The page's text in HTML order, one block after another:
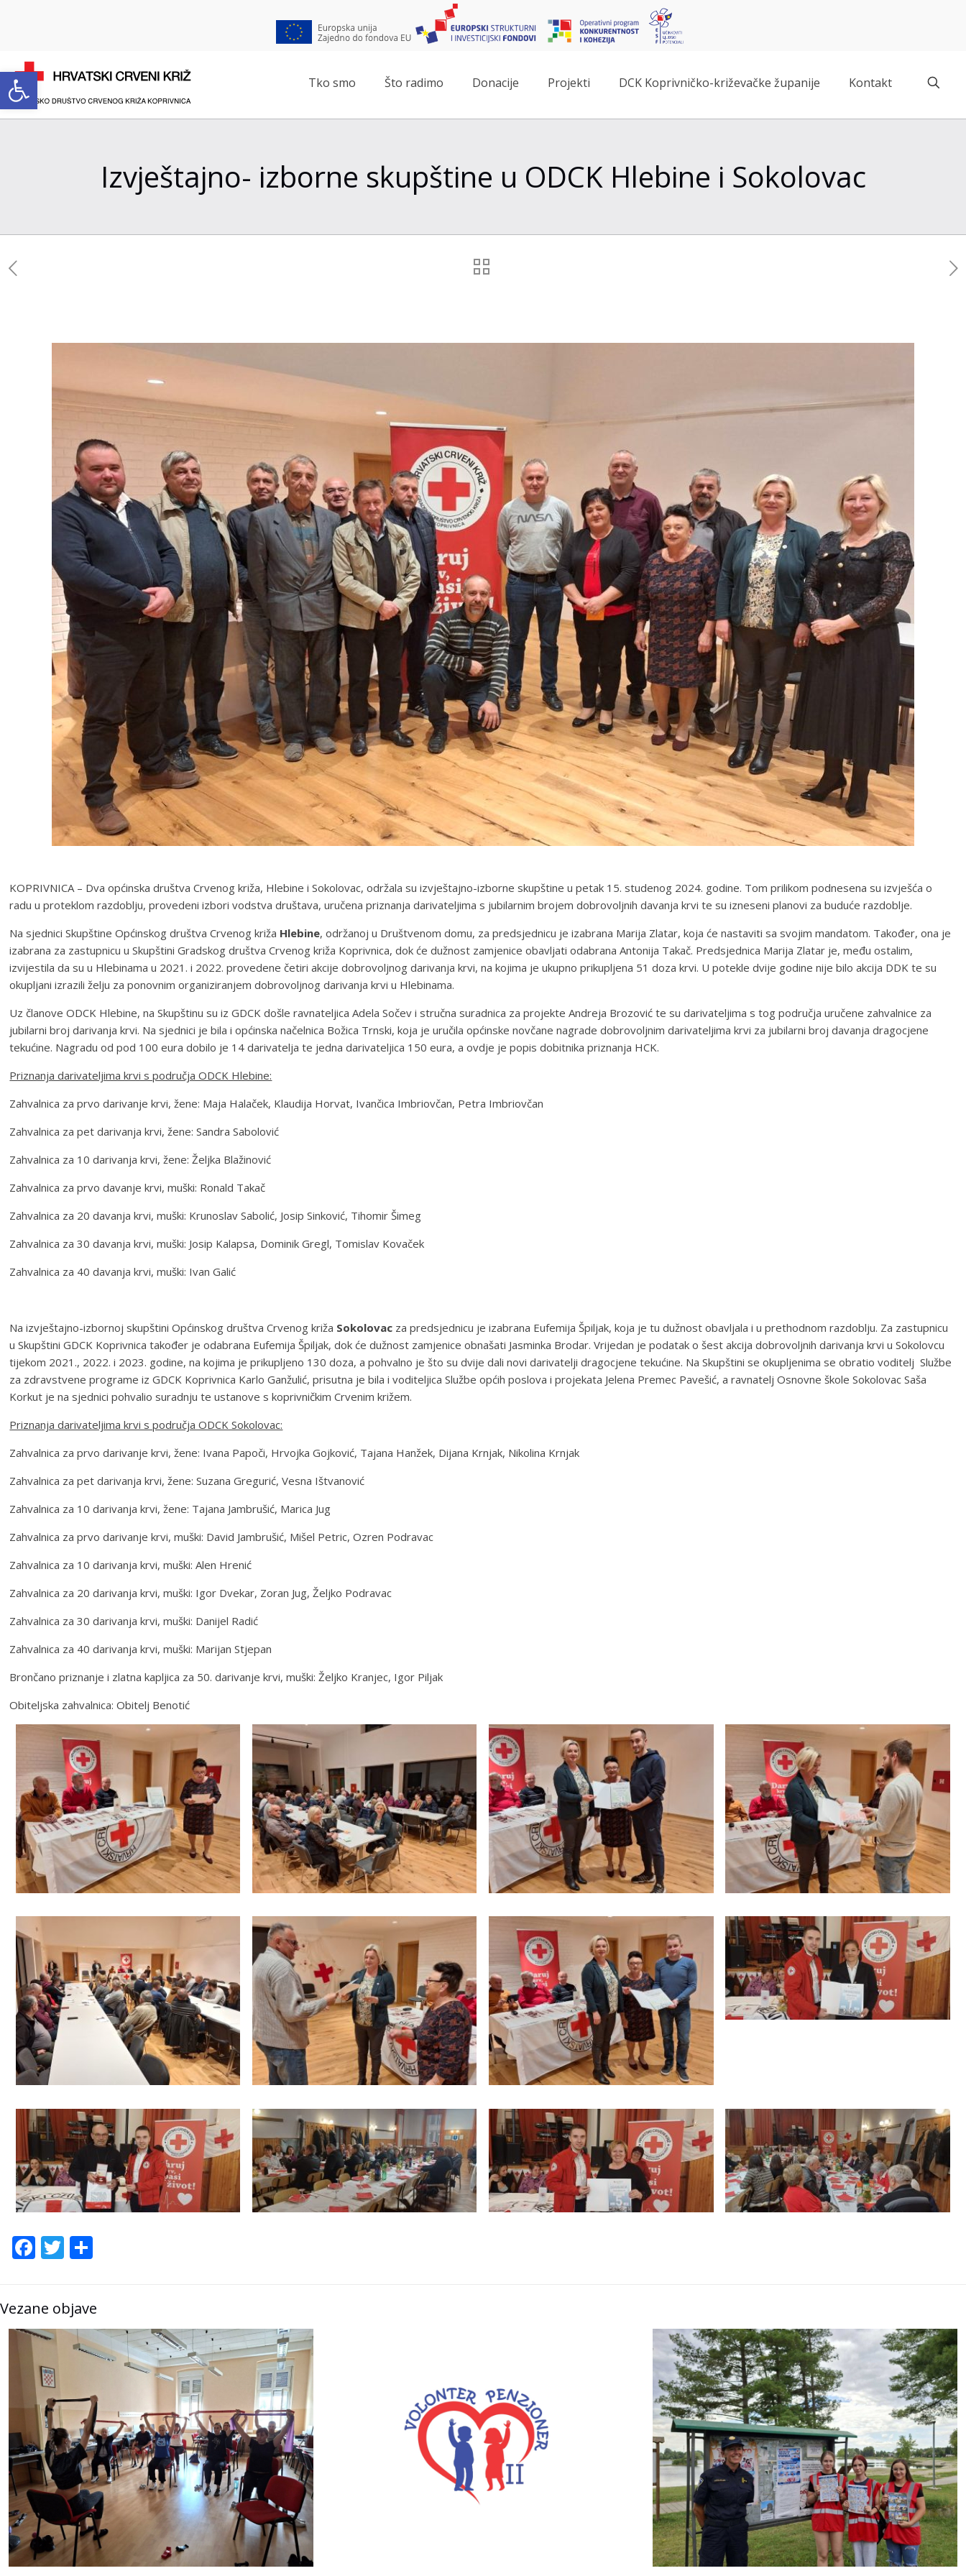
Open toolbar Tko smo Što radimo Donacije Projekti DCK Koprivničko-križevačke županije Kontakt
Izvještajno- izborne skupštine u ODCK Hlebine i Sokolovac
KOPRIVNICA – Dva općinska društva Crvenog križa, Hlebine i Sokolovac, održala su izvještajno-izborne skupštine u petak 15. studenog 2024. godine. Tom prilikom podnesena su izvješća o
radu u proteklom razdoblju, provedeni izbori vodstva društava, uručena priznanja darivateljima s jubilarnim brojem dobrovoljnih davanja krvi te su izneseni planovi za buduće razdoblje.
Na sjednici Skupštine Općinskog društva Crvenog križa Hlebine, održanoj u Društvenom domu, za predsjednicu je izabrana Marija Zlatar, koja će nastaviti sa svojim mandatom. Također, ona je
izabrana za zastupnicu u Skupštini Gradskog društva Crvenog križa Koprivnica, dok će dužnost zamjenice obavljati odabrana Antonija Takač. Predsjednica Marija Zlatar je, među ostalim,
izvijestila da su u Hlebinama u 2021. i 2022. provedene četiri akcije dobrovoljnog darivanja krvi, na kojima je ukupno prikupljena 51 doza krvi. U potekle dvije godine nije bilo akcija DDK te su
okupljani izrazili želju za ponovnim organiziranjem dobrovoljnog darivanja krvi u Hlebinama.
Uz članove ODCK Hlebine, na Skupštinu su iz GDCK došle ravnateljica Adela Sočev i stručna suradnica za projekte Andreja Brozović te su darivateljima s tog područja uručene zahvalnice za
jubilarni broj darivanja krvi. Na sjednici je bila i općinska načelnica Božica Trnski, koja je uručila općinske novčane nagrade dobrovoljnim darivateljima krvi za jubilarni broj davanja dragocjene
tekućine. Nagradu od pod 100 eura dobilo je 14 darivatelja te jedna darivateljica 150 eura, a ovdje je popis dobitnika priznanja HCK.
Priznanja darivateljima krvi s područja ODCK Hlebine:
Zahvalnica za prvo darivanje krvi, žene: Maja Halaček, Klaudija Horvat, Ivančica Imbriovčan, Petra Imbriovčan
Zahvalnica za pet darivanja krvi, žene: Sandra Sabolović
Zahvalnica za 10 darivanja krvi, žene: Željka Blažinović
Zahvalnica za prvo davanje krvi, muški: Ronald Takač
Zahvalnica za 20 davanja krvi, muški: Krunoslav Sabolić, Josip Sinković, Tihomir Šimeg
Zahvalnica za 30 davanja krvi, muški: Josip Kalapsa, Dominik Gregl, Tomislav Kovaček
Zahvalnica za 40 davanja krvi, muški: Ivan Galić
Na izvještajno-izbornoj skupštini Općinskog društva Crvenog križa Sokolovac za predsjednicu je izabrana Eufemija Špiljak, koja je tu dužnost obavljala i u prethodnom razdoblju. Za zastupnicu
u Skupštini GDCK Koprivnica također je odabrana Eufemija Špiljak, dok će dužnost zamjenice obnašati Jasminka Brodar. Vrijedan je podatak o šest akcija dobrovoljnih darivanja krvi u Sokolovcu
tijekom 2021., 2022. i 2023. godine, na kojima je prikupljeno 130 doza, a pohvalno je što su dvije dali novi darivatelji dragocjene tekućine. Na Skupštini se okupljenima se obratio voditelj Službe
za zdravstvene programe iz GDCK Koprivnica Karlo Ganžulić, prisutna je bila i voditeljica Službe općih poslova i projekata Jelena Premec Pavešić, a ravnatelj Osnovne škole Sokolovac Saša
Korkut je na sjednici pohvalio suradnju te ustanove s koprivničkim Crvenim križem.
Priznanja darivateljima krvi s područja ODCK Sokolovac:
Zahvalnica za prvo darivanje krvi, žene: Ivana Papoči, Hrvojka Gojković, Tajana Hanžek, Dijana Krnjak, Nikolina Krnjak
Zahvalnica za pet darivanja krvi, žene: Suzana Gregurić, Vesna Ištvanović
Zahvalnica za 10 darivanja krvi, žene: Tajana Jambrušić, Marica Jug
Zahvalnica za prvo darivanje krvi, muški: David Jambrušić, Mišel Petric, Ozren Podravac
Zahvalnica za 10 darivanja krvi, muški: Alen Hrenić
Zahvalnica za 20 darivanja krvi, muški: Igor Dvekar, Zoran Jug, Željko Podravac
Zahvalnica za 30 darivanja krvi, muški: Danijel Radić
Zahvalnica za 40 darivanja krvi, muški: Marijan Stjepan
Brončano priznanje i zlatna kapljica za 50. darivanje krvi, muški: Željko Kranjec, Igor Piljak
Obiteljska zahvalnica: Obitelj Benotić
Facebook
Twitter
Vezane objave